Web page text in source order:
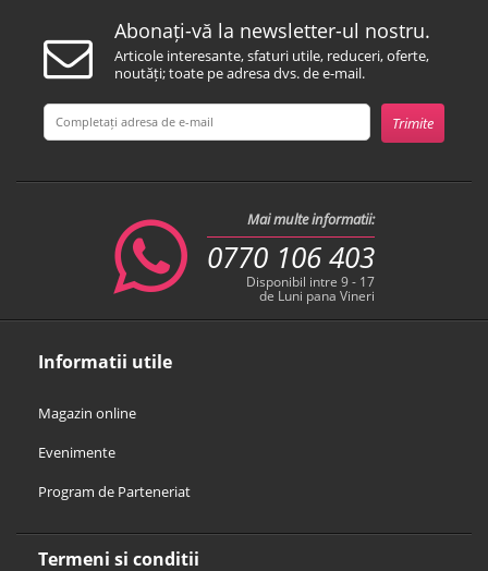
Informatii utile
Magazin online
Evenimente
Program de Parteneriat
Termeni si conditii
Abonați-vă la newsletter-ul nostru.
Articole interesante, sfaturi utile, reduceri, oferte,
noutăți; toate pe adresa dvs. de e-mail.
Mai multe informatii:
0770 106 403
Disponibil intre 9 - 17
de Luni pana Vineri